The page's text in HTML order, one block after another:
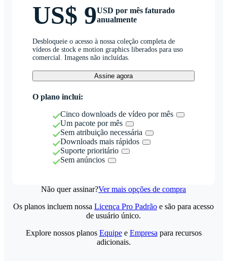
US$ 9USD por mês faturado
anualmente
Desbloqueie o acesso à nossa coleção completa de
vídeos de stock e motion graphics liberados para uso
comercial. Imagens não incluídas.
Assine agora
O plano inclui:
Cinco downloads de vídeo por mês
Um pacote por mês
Sem atribuição necessária
Downloads mais rápidos
Suporte prioritário
Sem anúncios
Não quer assinar?Ver mais opções de compra
Os planos incluem nossa Licença Pro Padrão e são para acesso
de usuário único.
Explore nossos planos Equipee Empresa para recursos
adicionais.